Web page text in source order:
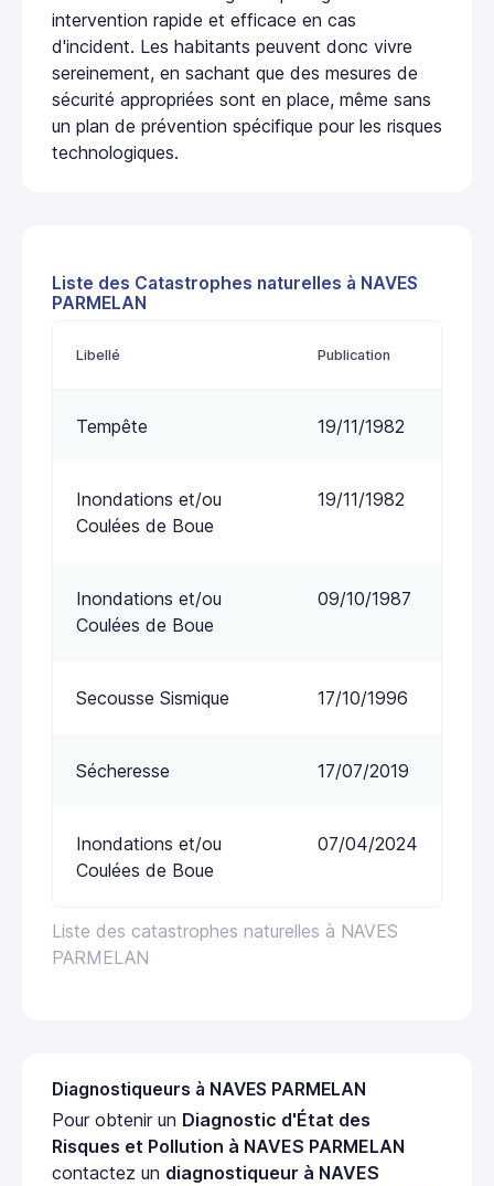
intervention rapide et efficace en cas
d'incident. Les habitants peuvent donc vivre
sereinement, en sachant que des mesures de
sécurité appropriées sont en place, même sans
un plan de prévention spécifique pour les risques
technologiques.
Liste des Catastrophes naturelles à NAVES
PARMELAN
Liste des catastrophes naturelles à NAVES
PARMELAN
Libellé Publication
Tempête 19/11/1982
Inondations et/ou
Coulées de Boue
19/11/1982
Inondations et/ou
Coulées de Boue
09/10/1987
Secousse Sismique 17/10/1996
Sécheresse 17/07/2019
Inondations et/ou
Coulées de Boue
07/04/2024
Diagnostiqueurs à NAVES PARMELAN
Pour obtenir un Diagnostic d'État des
Risques et Pollution à NAVES PARMELAN
contactez un diagnostiqueur à NAVES